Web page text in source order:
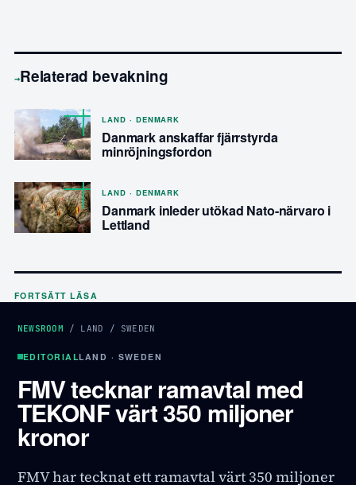
→Relaterad bevakning
LAND · DENMARK
Danmark anskaffar fjärrstyrda
minröjningsfordon
LAND · DENMARK
Danmark inleder utökad Nato-närvaro i
Lettland
FORTSÄTT LÄSA
NEWSROOM / LAND / SWEDEN
EDITORIALLAND · SWEDEN
FMV tecknar ramavtal med
TEKONF värt 350 miljoner
kronor
FMV har tecknat ett ramavtal värt 350 miljoner